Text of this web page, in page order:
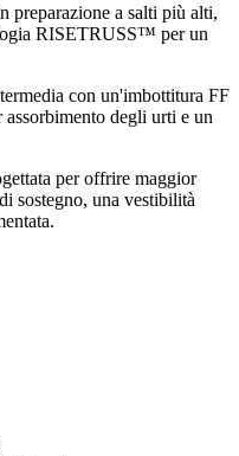
preparazione a salti più alti,
RISETRUSS™ per un
con un'imbottitura FF
degli urti e un
per offrire maggior
sostegno, una vestibilità